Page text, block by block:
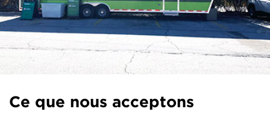
Ce que nous acceptons